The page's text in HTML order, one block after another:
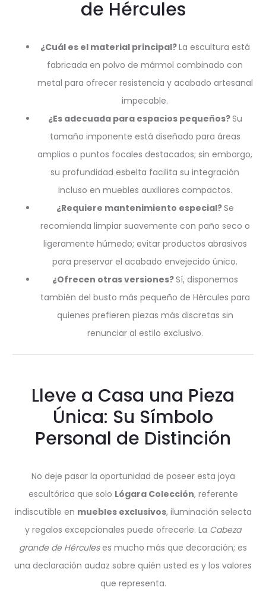
de Hércules
¿Cuál es el material principal?La escultura está
fabricada en polvo de mármol combinado con
metal para ofrecer resistencia y acabado artesanal
impecable.
¿Es adecuada para espacios pequeños?Su
tamaño imponente está diseñado para áreas
amplias o puntos focales destacados; sin embargo,
su profundidad esbelta facilita su integración
incluso en muebles auxiliares compactos.
¿Requiere mantenimiento especial?Se
recomienda limpiar suavemente con paño seco o
ligeramente húmedo; evitar productos abrasivos
para preservar el acabado envejecido único.
¿Ofrecen otras versiones?Sí, disponemos
también del busto más pequeño de Hércules para
quienes prefieren piezas más discretas sin
renunciar al estilo exclusivo.
Lleve a Casa una Pieza
Única: Su Símbolo
Personal de Distinción
No deje pasar la oportunidad de poseer esta joya
escultórica que solo Lógara Colección, referente
indiscutible en muebles exclusivos, iluminación selecta
y regalos excepcionales puede ofrecerle. La Cabeza
grande de Hérculeses mucho más que decoración; es
una declaración audaz sobre quién usted es y los valores
que representa.